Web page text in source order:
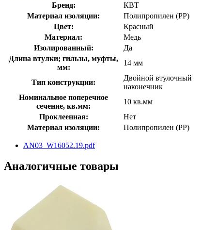
Бренд:
КВТ
Материал изоляции:
Полипропилен (PP)
Цвет:
Красный
Материал:
Медь
Изолированный:
Да
Длина втулки; гильзы, муфты,
мм:
14 мм
Тип конструкции:
Двойной втулочный
наконечник
Номинальное поперечное
сечение, кв.мм:
10 кв.мм
Проклеенная:
Нет
Материал изоляции:
Полипропилен (PP)
AN03_W16052.19.pdf
Аналогичные товары